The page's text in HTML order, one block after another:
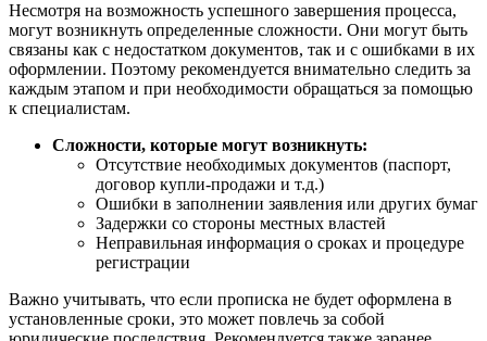
Несмотря на возможность успешного завершения процесса,
могут возникнуть определенные сложности. Они могут быть
связаны как с недостатком документов, так и с ошибками в их
оформлении. Поэтому рекомендуется внимательно следить за
каждым этапом и при необходимости обращаться за помощью
к специалистам.
Сложности, которые могут возникнуть:
Отсутствие необходимых документов (паспорт,
договор купли-продажи и т.д.)
Ошибки в заполнении заявления или других бумаг
Задержки со стороны местных властей
Неправильная информация о сроках и процедуре
регистрации
Важно учитывать, что если прописка не будет оформлена в
установленные сроки, это может повлечь за собой